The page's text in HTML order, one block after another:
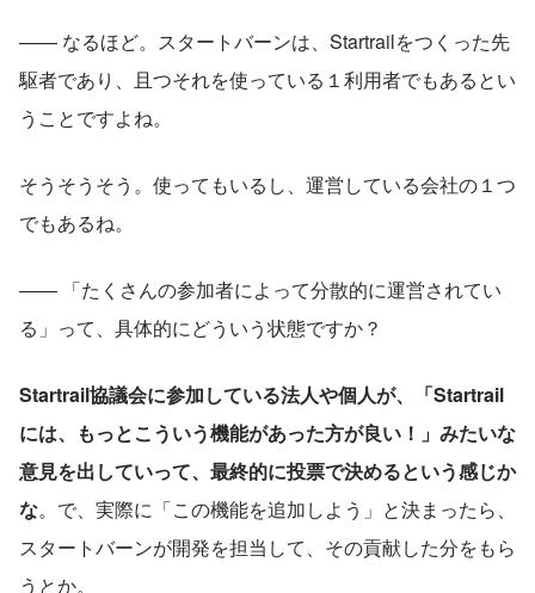
—— なるほど。スタートバーンは、Startrailをつくった先
駆者であり、且つそれを使っている１利用者でもあるとい
うことですよね。
そうそうそう。使ってもいるし、運営している会社の１つ
でもあるね。
—— 「たくさんの参加者によって分散的に運営されてい
る」って、具体的にどういう状態ですか？
Startrail協議会に参加している法人や個人が、「Startrail
には、もっとこういう機能があった方が良い！」みたいな
意見を出していって、最終的に投票で決めるという感じか
な。で、実際に「この機能を追加しよう」と決まったら、
スタートバーンが開発を担当して、その貢献した分をもら
うとか。